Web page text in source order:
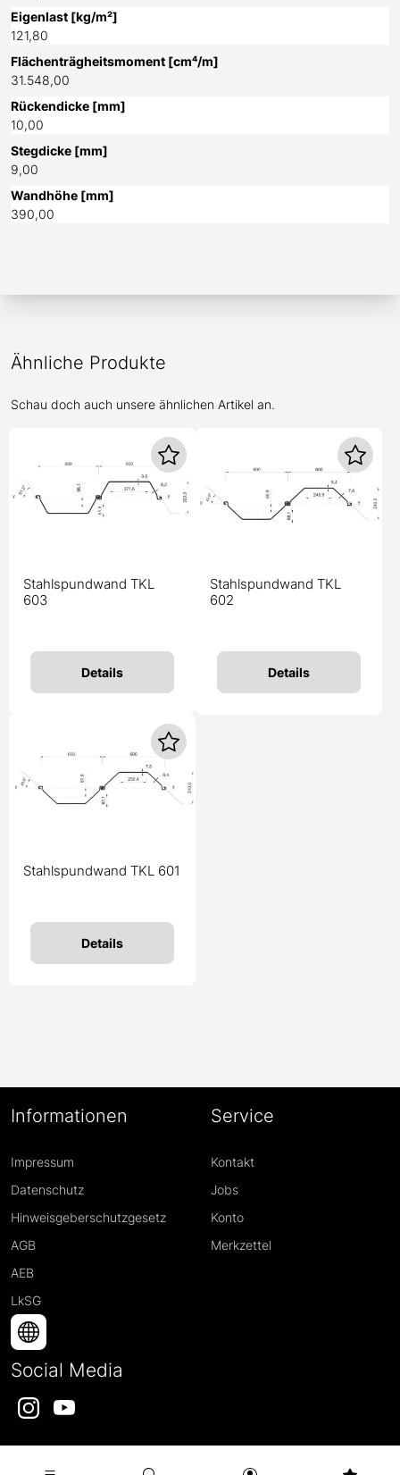
Eigenlast [kg/m²]
121,80
Flächenträgheitsmoment [cm⁴/m]
31.548,00
Rückendicke [mm]
10,00
Stegdicke [mm]
9,00
Wandhöhe [mm]
390,00
Ähnliche Produkte
Schau doch auch unsere ähnlichen Artikel an.
Stahlspundwand TKL
603
Details
Stahlspundwand TKL
602
Details
Stahlspundwand TKL 601
Details
Informationen
Impressum
Datenschutz
Hinweisgeberschutzgesetz
AGB
AEB
LkSG
Service
Kontakt
Jobs
Konto
Merkzettel
Social Media
InstagramYouTube